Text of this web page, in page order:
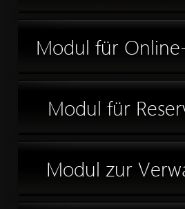
Modul für
Modul für
Modul zur